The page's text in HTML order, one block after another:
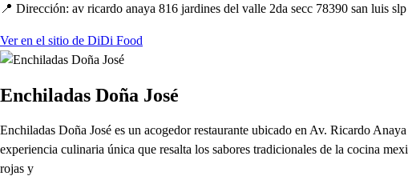
📍 Dirección: av ricardo anaya 816 jardines del valle 2da secc 78390 san luis slp
Ver en el sitio de DiDi Food
Enchiladas Doña José
Enchiladas Doña José es un acogedor restaurante ubicado en Av. Ricardo
experiencia culinaria única que resalta los sabores tradicionales de la cocina
rojas y